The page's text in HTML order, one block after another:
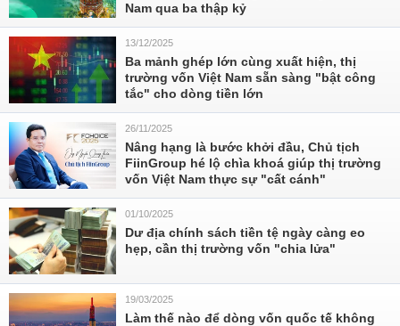
Nam qua ba thập kỷ
13/12/2025
Ba mảnh ghép lớn cùng xuất hiện, thị
trường vốn Việt Nam sẵn sàng "bật công
tắc" cho dòng tiền lớn
26/11/2025
Nâng hạng là bước khởi đầu, Chủ tịch
FiinGroup hé lộ chìa khoá giúp thị trường
vốn Việt Nam thực sự "cất cánh"
01/10/2025
Dư địa chính sách tiền tệ ngày càng eo
hẹp, cần thị trường vốn "chia lửa"
19/03/2025
Làm thế nào để dòng vốn quốc tế không